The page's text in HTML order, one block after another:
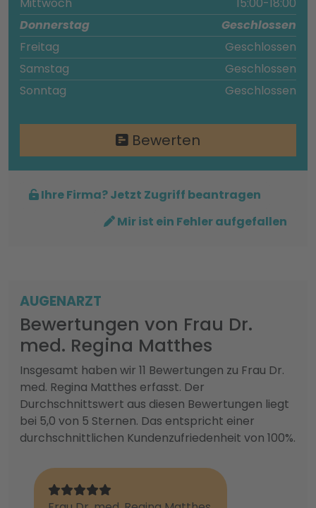
Donnerstag
Geschlossen
Freitag
Geschlossen
Samstag
Geschlossen
Sonntag
Geschlossen
Bewerten
Ihre Firma? Jetzt Zugriff beantragen
Mir ist ein Fehler aufgefallen
AUGENARZT
Bewertungen von Frau Dr.
med. Regina Matthes
Insgesamt haben wir 11 Bewertungen zu Frau Dr.
med. Regina Matthes erfasst. Der
Durchschnittswert aus diesen Bewertungen liegt
bei 5,0 von 5 Sternen. Das entspricht einer
durchschnittlichen Kundenzufriedenheit von 100%.